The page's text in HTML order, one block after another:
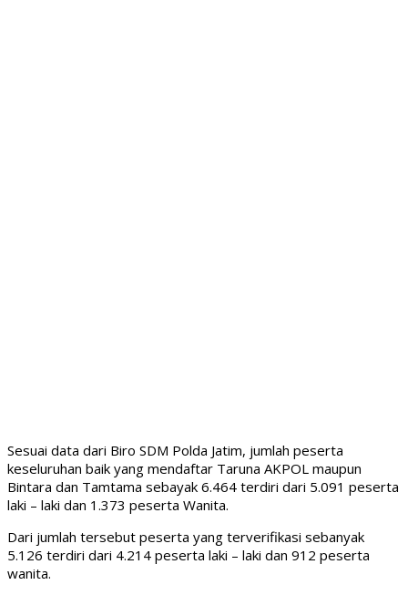
Sesuai data dari Biro SDM Polda Jatim, jumlah peserta
keseluruhan baik yang mendaftar Taruna AKPOL maupun
Bintara dan Tamtama sebayak 6.464 terdiri dari 5.091 peserta
laki – laki dan 1.373 peserta Wanita.
Dari jumlah tersebut peserta yang terverifikasi sebanyak
5.126 terdiri dari 4.214 peserta laki – laki dan 912 peserta
wanita.